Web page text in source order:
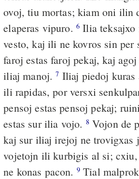
ovoj, tiu mortas; kiam oni ilin
elaperas vipuro. 6 Ilia teksajxo
vesto, kaj ili ne kovros sin
faroj estas faroj pekaj, kaj agoj
iliaj manoj.7 Iliaj piedoj kuras
ili rapidas, por versxi
pensoj estas pensoj pekaj;
estas sur ilia vojo. 8Vojon de
kaj sur iliaj irejoj ne trovigxas
vojetojn ili kurbigis al si;
ne konas pacon. 9Tial